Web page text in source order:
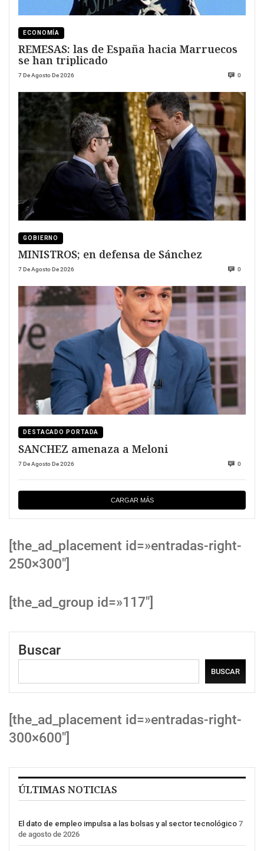
ECONOMÍA
REMESAS: las de España hacia Marruecos
se han triplicado
7 De Agosto De 2026 0
GOBIERNO
MINISTROS; en defensa de Sánchez
7 De Agosto De 2026 0
DESTACADO PORTADA
SANCHEZ amenaza a Meloni
7 De Agosto De 2026 0
CARGAR MÁS
[the_ad_placement id=»entradas-right-
250×300″]
[the_ad_group id=»117″]
Buscar
BUSCAR
[the_ad_placement id=»entradas-right-
300×600″]
ÚLTIMAS NOTICIAS
El dato de empleo impulsa a las bolsas y al sector tecnológico 7
de agosto de 2026